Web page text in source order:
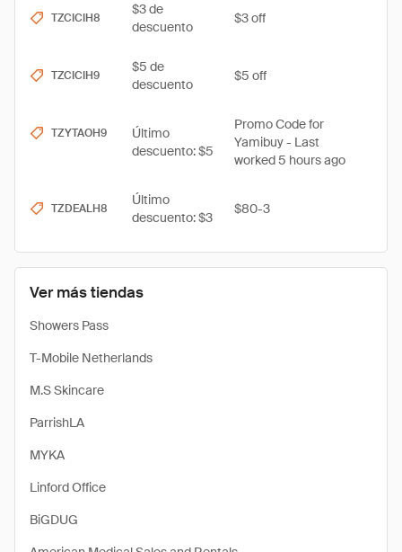
Ver más tiendas
Showers Pass
T-Mobile Netherlands
M.S Skincare
ParrishLA
MYKA
Linford Office
BiGDUG
TZCICIH8
$3 de
descuento
$3 off
TZCICIH9
$5 de
descuento
$5 off
TZYTAOH9
Último
descuento: $5
Promo Code for
Yamibuy - Last
worked 5 hours ago
TZDEALH8
Último
descuento: $3
$80-3